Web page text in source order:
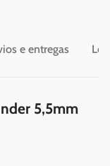
e entregas
5,5mm